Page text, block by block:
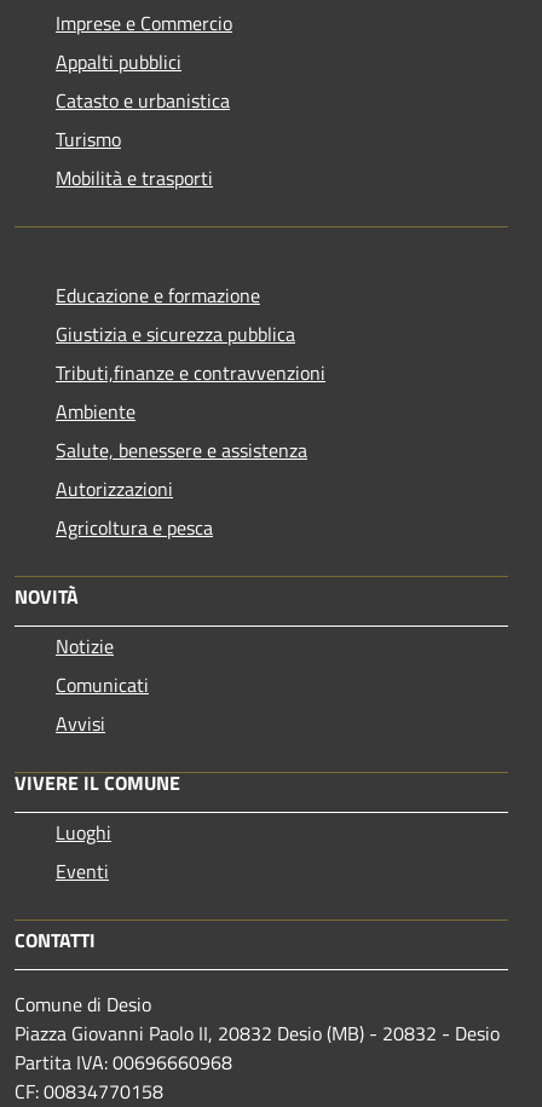
Imprese e Commercio
Appalti pubblici
Catasto e urbanistica
Turismo
Mobilità e trasporti
Educazione e formazione
Giustizia e sicurezza pubblica
Tributi,finanze e contravvenzioni
Ambiente
Salute, benessere e assistenza
Autorizzazioni
Agricoltura e pesca
NOVITÀ
Notizie
Comunicati
Avvisi
VIVERE IL COMUNE
Luoghi
Eventi
CONTATTI
Comune di Desio
Piazza Giovanni Paolo II, 20832 Desio (MB) - 20832 - Desio
Partita IVA: 00696660968
CF: 00834770158